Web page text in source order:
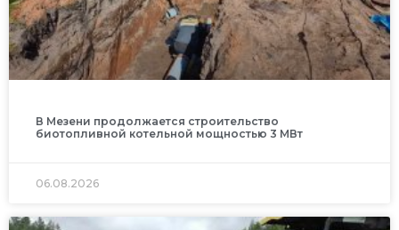
В Мезени продолжается строительство
биотопливной котельной мощностью 3 МВт
06.08.2026